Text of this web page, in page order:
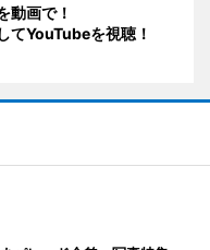
動画で！
てYouTubeを視聴！